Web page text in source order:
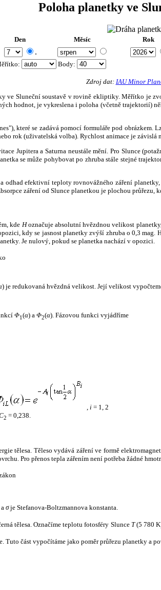
Poloha planetky ve
Den Měsíc Rok
.
Body:
Zdroj dat: IAU Minor
ve Sluneční soustavě v rovině ekliptiky. Měřítko je
hodnot, je vykreslena i poloha (včetně trajektorií)
které se zadává pomocí formuláře pod
rok (uživatelská volba). Rychlost animace je závislá
Jupitera a Saturna neustále mění. Pro Slunce
se může pohybovat po zhruba stále stejné
efektivní teploty rovnovážného záření
záření od Slunce planetkou je plochou průřezu,
kde Hoznačuje absolutní hvězdnou velikost
kdy se jasnost planetky zvýší zhruba o 0,3 mag.
Je nulový, pokud se planetka nachází v opozici.
) je redukovaná hvězdná velikost. Její velikost
Φ1(α) a Φ2(α). Fázovou funkci vyjádříme
, i = 1, 2
2 = 0,238.
tělesa. Těleso vydává záření ve formě
Pro přenos tepla zářením není potřeba žádné
σje Stefanova-Boltzmannova konstanta.
tělesa. Označíme teplotu fotosféry Slunce T(5 780
Tuto část vypočítáme jako poměr průřezu planetky a